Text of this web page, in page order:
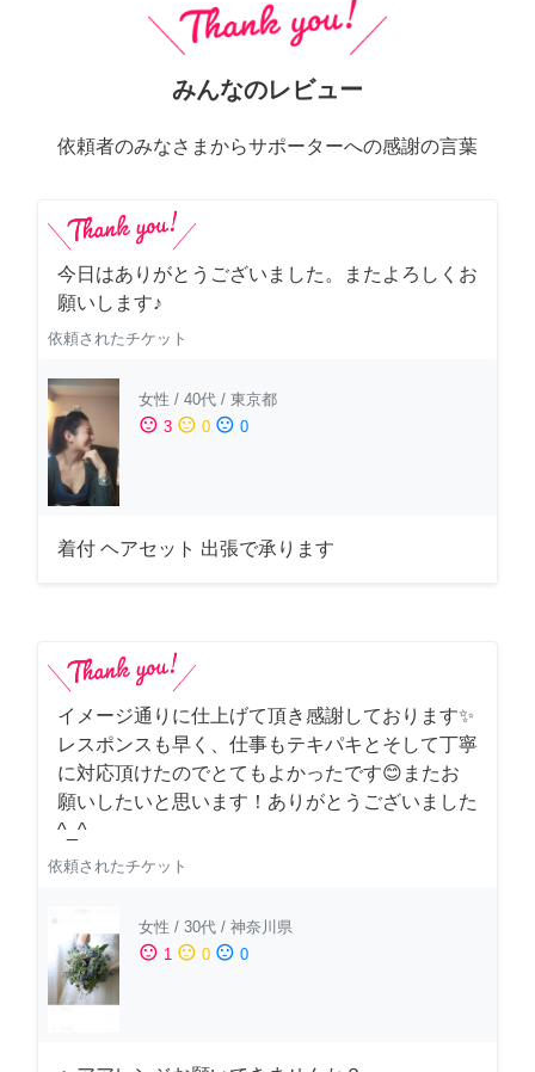
みんなのレビュー
依頼者のみなさまからサポーターへの感謝の言葉
今日はありがとうございました。またよろしくお
願いします♪
依頼されたチケット
女性 / 40代 / 東京都
sentiment_satisfied 3 sentiment_neutral 0 sentiment_dissatisfied 0
着付 ヘアセット 出張で承ります
イメージ通りに仕上げて頂き感謝しております✨
レスポンスも早く、仕事もテキパキとそして丁寧
に対応頂けたのでとてもよかったです😊またお
願いしたいと思います！ありがとうございました
^_^
依頼されたチケット
女性 / 30代 / 神奈川県
sentiment_satisfied 1 sentiment_neutral 0 sentiment_dissatisfied 0